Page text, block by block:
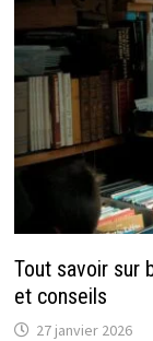
Tout savoir sur
et conseils
27 janvier 2026